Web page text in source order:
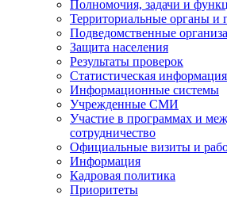
Полномочия, задачи и
Территориальные органы и
Подведомственные
Защита населения
Результаты проверок
Статистическая информация
Информационные системы
Учрежденные СМИ
Участие в программах и
сотрудничество
Официальные визиты и
Информация
Кадровая политика
Приоритеты